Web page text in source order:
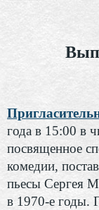
года в 15:00 в
посвященное
комедии,
пьесы Сергея
в 1970-е годы.